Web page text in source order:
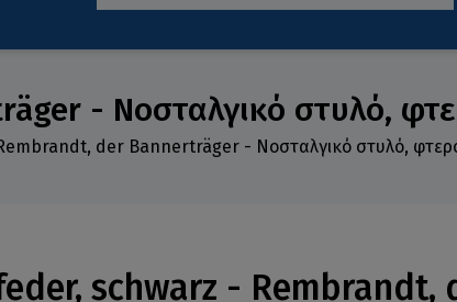
- Νοσταλγικό στυλό,
der Bannerträger - Νοσταλγικό στυλό,
schwarz - Rembrandt,